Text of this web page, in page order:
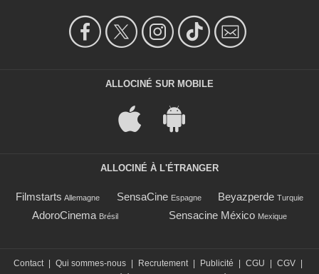
ALLOCINÉ SUR MOBILE
ALLOCINÉ À L'ÉTRANGER
Filmstarts Allemagne SensaCine Espagne Beyazperde Turquie
AdoroCinema Brésil Sensacine México Mexique
Contact | Qui sommes-nous | Recrutement | Publicité | CGU | CGV |